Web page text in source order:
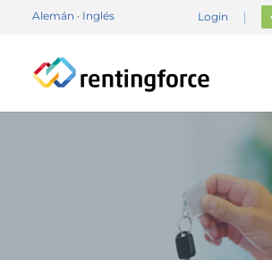
Alemán · Inglés Login